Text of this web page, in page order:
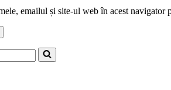
emailul și site-ul web în acest navigator